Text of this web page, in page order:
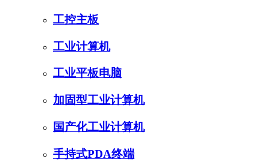
工控主板
工业计算机
工业平板电脑
加固型工业计算机
国产化工业计算机
手持式PDA终端